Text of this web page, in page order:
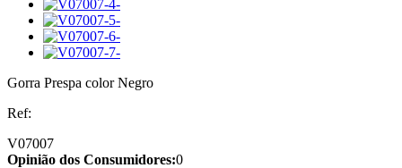
Gorra Prespa color Negro
Ref:
V07007
Opinião dos Consumidores:0